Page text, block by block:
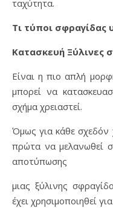
ταχύτητα.
Τι τύποι σφραγίδας
Κατασκευή Ξύλινες
Είναι η πιο απλή
μπορεί να
σχήμα χρειαστεί.
Όμως για κάθε σχεδόν
πρώτα να μελανωθεί
αποτύπωσης
μιας ξύλινης
έχει χρησιμοποιηθεί